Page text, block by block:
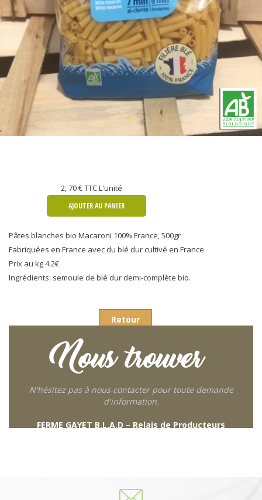
2, 70 €TTC L'unité
AJOUTER AU PANIER
Pâtes blanches bio Macaroni 100% France, 500gr
Fabriquées en France avec du blé dur cultivé en France
Prix au kg 4.2€
Ingrédients: semoule de blé dur demi-complète bio.
Retour
Nous trouver
N'hésitez pas à nous contacter pour toute demande
d'information.
FERME GAYET B.L.A.D – Relais de Producteurs